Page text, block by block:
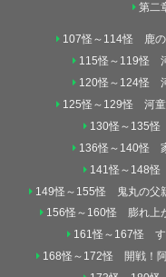
第二
107怪～114怪 鹿の
115怪～119怪
120怪～124怪
125怪～129怪 河童
130怪～135
136怪～140怪
141怪～148
149怪～155怪 鬼丸の父
156怪～160怪 膨れ上
161怪～167怪 す
168怪～172怪 開戦！